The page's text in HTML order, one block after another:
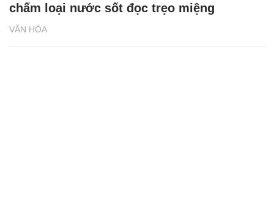
VĂN HÓA
chấm loại nước sốt đọc trẹo miệng